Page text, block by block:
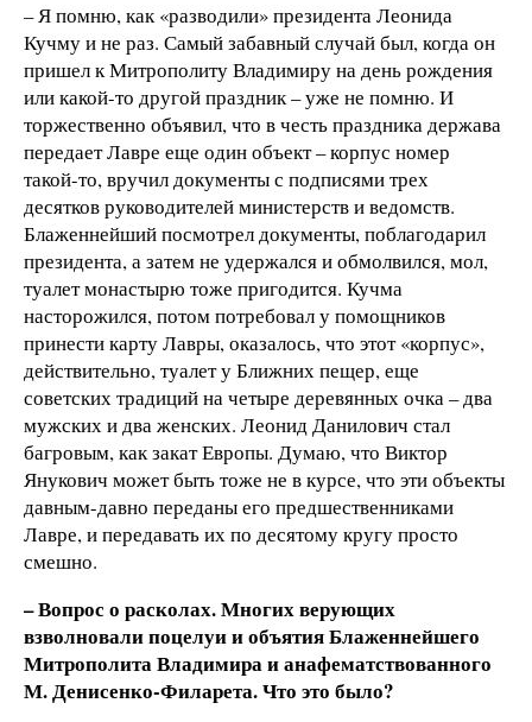
– Я помню, как «разводили» президента Леонида
Кучму и не раз. Самый забавный случай был, когда он
пришел к Митрополиту Владимиру на день рождения
или какой-то другой праздник – уже не помню. И
торжественно объявил, что в честь праздника держава
передает Лавре еще один объект – корпус номер
такой-то, вручил документы с подписями трех
десятков руководителей министерств и ведомств.
Блаженнейший посмотрел документы, поблагодарил
президента, а затем не удержался и обмолвился, мол,
туалет монастырю тоже пригодится. Кучма
насторожился, потом потребовал у помощников
принести карту Лавры, оказалось, что этот «корпус»,
действительно, туалет у Ближних пещер, еще
советских традиций на четыре деревянных очка – два
мужских и два женских. Леонид Данилович стал
багровым, как закат Европы. Думаю, что Виктор
Янукович может быть тоже не в курсе, что эти объекты
давным-давно переданы его предшественниками
Лавре, и передавать их по десятому кругу просто
смешно.
– Вопрос о расколах. Многих верующих
взволновали поцелуи и объятия Блаженнейшего
Митрополита Владимира и анафематствованного
М. Денисенко-Филарета. Что это было?